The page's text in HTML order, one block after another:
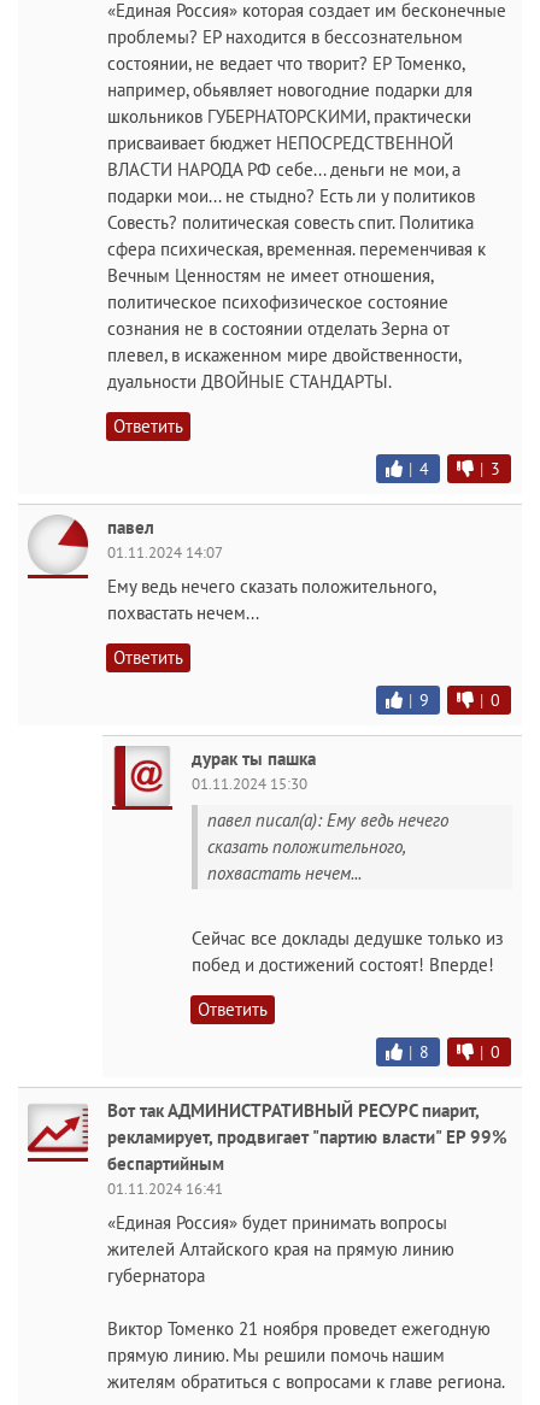
«Единая Россия» которая создает им бесконечные
проблемы? ЕР находится в бессознательном
состоянии, не ведает что творит? ЕР Томенко,
например, обьявляет новогодние подарки для
школьников ГУБЕРНАТОРСКИМИ, практически
присваивает бюджет НЕПОСРЕДСТВЕННОЙ
ВЛАСТИ НАРОДА РФ себе... деньги не мои, а
подарки мои... не стыдно? Есть ли у политиков
Совесть? политическая совесть спит. Политика
сфера психическая, временная. переменчивая к
Вечным Ценностям не имеет отношения,
политическое психофизическое состояние
сознания не в состоянии отделать Зерна от
плевел, в искаженном мире двойственности,
дуальности ДВОЙНЫЕ СТАНДАРТЫ.
Ответить
| 4 | 3
павел
01.11.2024 14:07
Ему ведь нечего сказать положительного,
похвастать нечем...
Ответить
| 9 | 0
дурак ты пашка
01.11.2024 15:30
павел писал(а): Ему ведь нечего
сказать положительного,
похвастать нечем...
Сейчас все доклады дедушке только из
побед и достижений состоят! Вперде!
Ответить
| 8 | 0
Вот так АДМИНИСТРАТИВНЫЙ РЕСУРС пиарит,
рекламирует, продвигает "партию власти" ЕР 99%
беспартийным
01.11.2024 16:41
«Единая Россия» будет принимать вопросы
жителей Алтайского края на прямую линию
губернатора
Виктор Томенко 21 ноября проведет ежегодную
прямую линию. Мы решили помочь нашим
жителям обратиться с вопросами к главе региона.